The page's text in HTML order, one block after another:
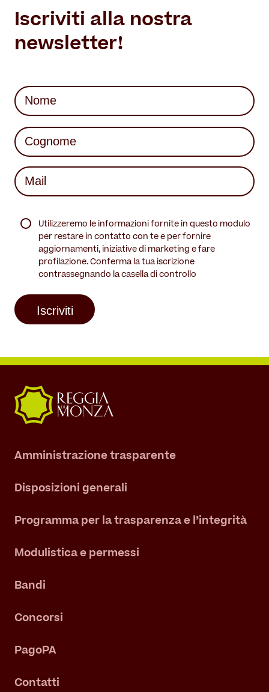
Iscriviti alla nostra
newsletter!
Nome
(Required)
Last
Mail
(Required)
Utilizzeremo le informazioni fornite in questo modulo
per restare in contatto con te e per fornire
aggiornamenti, iniziative di marketing e fare
profilazione. Conferma la tua iscrizione
contrassegnando la casella di controllo
Amministrazione trasparente
Disposizioni generali
Programma per la trasparenza e l’integrità
Modulistica e permessi
Bandi
Concorsi
PagoPA
Contatti